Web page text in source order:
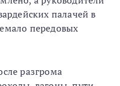
палачей в
передовых
разгрома